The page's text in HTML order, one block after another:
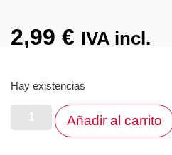
2,99 € IVA incl.
Hay existencias
Añadir al carrito